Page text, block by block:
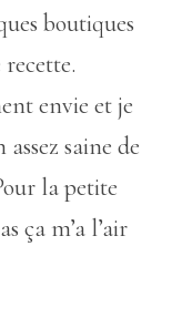
boutiques
envie et je
assez saine de
la petite
ça m’a l’air